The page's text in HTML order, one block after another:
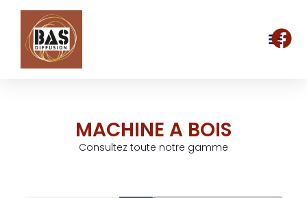
MACHINE A BOIS
Consultez toute notre gamme